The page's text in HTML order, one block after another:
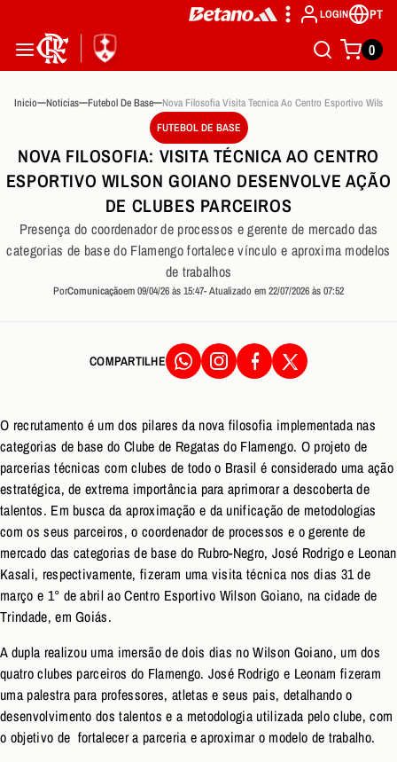
LOGIN PT
0
Inicio Noticias
Futebol De Base
FUTEBOL DE BASE
NOVA FILOSOFIA: VISITA TÉCNICA AO CENTRO
ESPORTIVO WILSON GOIANO DESENVOLVE AÇÃO
DE CLUBES PARCEIROS
Presença do coordenador de processos e gerente de mercado das
categorias de base do Flamengo fortalece vínculo e aproxima modelos
de trabalhos
PorComunicaçãoem 09/04/26 às 15:47- Atualizado em 22/07/2026 às 07:52
COMPARTILHE
O recrutamento é um dos pilares da nova filosofia implementada nas
categorias de base do Clube de Regatas do Flamengo. O projeto de
parcerias técnicas com clubes de todo o Brasil é considerado uma ação
estratégica, de extrema importância para aprimorar a descoberta de
talentos. Em busca da aproximação e da unificação de metodologias
com os seus parceiros, o coordenador de processos e o gerente de
mercado das categorias de base do Rubro-Negro, José Rodrigo e Leonan
Kasali, respectivamente, fizeram uma visita técnica nos dias 31 de
março e 1° de abril ao Centro Esportivo Wilson Goiano, na cidade de
Trindade, em Goiás.
A dupla realizou uma imersão de dois dias no Wilson Goiano, um dos
quatro clubes parceiros do Flamengo. José Rodrigo e Leonam fizeram
uma palestra para professores, atletas e seus pais, detalhando o
desenvolvimento dos talentos e a metodologia utilizada pelo clube, com
o objetivo de fortalecer a parceria e aproximar o modelo de trabalho.